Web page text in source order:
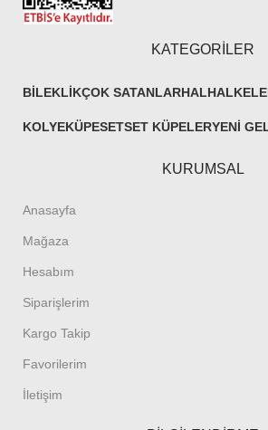
KATEGORİLER
BILEKLIKÇOK SATANLARHALHAL
KOLYEKÜPESETSET KÜPELERYENI
KURUMSAL
Anasayfa
Mağaza
Hesabım
Siparişlerim
Kargo Takip
Favorilerim
İletişim